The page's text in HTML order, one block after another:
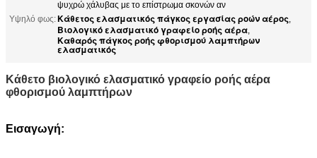
ψυχρώ χάλυβας με το επίστρωμα σκονών αν
Υψηλό φως:Κάθετος ελασματικός πάγκος εργασίας ροών αέρος,
Βιολογικό ελασματικό γραφείο ροής αέρα,
Καθαρός πάγκος ροής φθορισμού λαμπτήρων
ελασματικός
Κάθετο βιολογικό ελασματικό γραφείο ροής αέρα
φθορισμού λαμπτήρων
Εισαγωγή: